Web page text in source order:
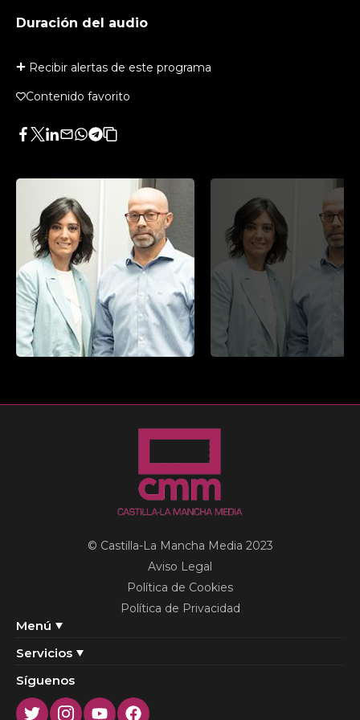
Duración del audio
Recibir alertas de este programa
Contenido favorito
Facebook
Twitter
LinkedIn
Enviar
Whatsapp
Telegram
Copiar
artículo
Menú
Servicios
© Castilla-La Mancha Media 2023
Aviso Legal
Política de Cookies
Política de Privacidad
Síguenos
TwitterInstagram
YoutubeFacebook